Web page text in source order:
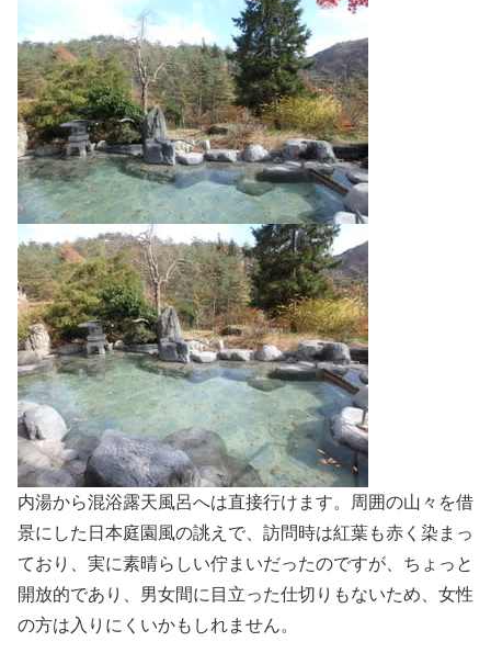
内湯から混浴露天風呂へは直接行けます。周囲の山々を借
景にした日本庭園風の誂えで、訪問時は紅葉も赤く染まっ
ており、実に素晴らしい佇まいだったのですが、ちょっと
開放的であり、男女間に目立った仕切りもないため、女性
の方は入りにくいかもしれません。